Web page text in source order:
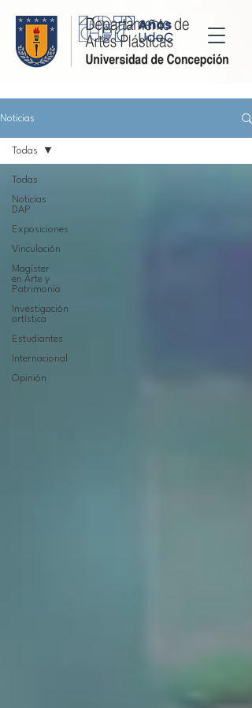
Noticias
Todas
Noticias
DAP
Exposiciones
Vinculación
Magíster
en Arte y
Patrimonio
Investigación
artística
Estudiantes
Internacional
Opinión
Todas